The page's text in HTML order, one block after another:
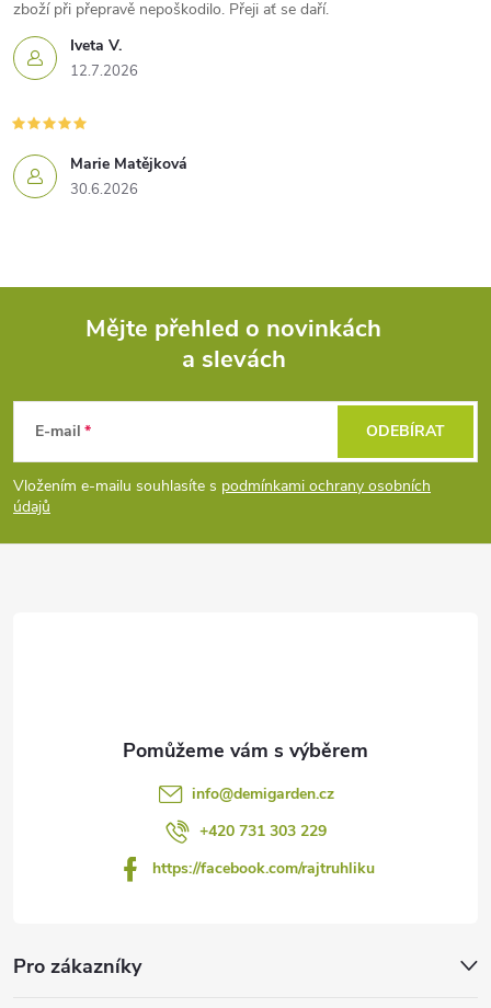
Iveta V.
12.7.2026
zboží při přepravě nepoškodilo. Přeji ať se daří.
Marie Matějková
30.6.2026
p
a
Mějte přehled o novinkách
a slevách
E-mail
Vložením e-mailu souhlasíte s podmínkami ochrany osobních
údajů
ODEBÍRAT
info@demigarden.cz
+420 731 303 229
https://facebook.com/rajtruhliku
Pro zákazníky